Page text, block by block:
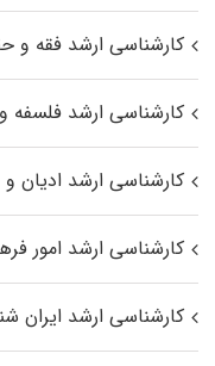
کارشناسی ارشد فقه و
کارشناسی ارشد فلسفه
کارشناسی ارشد ادیان
کارشناسی ارشد امور
کارشناسی ارشد ایران